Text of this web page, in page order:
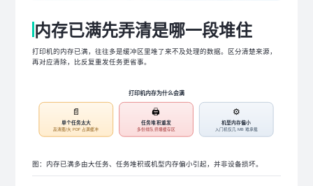
内存已满先弄清是哪一段堆住
打印机的内存已满，往往多是缓冲区里堆了来不及处理的数据。区分清楚来源，
再对应清除，比反复重发任务更省事。
打印机内存为什么会满
📄
单个任务太大
高清图/大 PDF 占满缓冲
🖨️
任务堆积重发
多份排队挤爆缓存区
⚙️
机型内存偏小
入门机仅几 MB 难承载
图：内存已满多由大任务、任务堆积或机型内存偏小引起，并非设备损坏。